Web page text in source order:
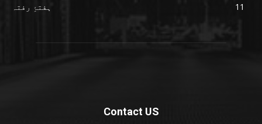
ہفتۂِ رفتہ
11
Contact US